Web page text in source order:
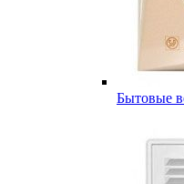
Бытовые